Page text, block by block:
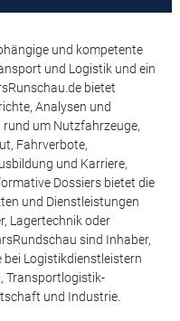
und kompetente
und Logistik und ein
bietet
Analysen und
um Nutzfahrzeuge,
Fahrverbote,
und Karriere,
Dossiers bietet die
und Dienstleistungen
Lagertechnik oder
sind Inhaber,
Logistikdienstleistern
Transportlogistik-
und Industrie.